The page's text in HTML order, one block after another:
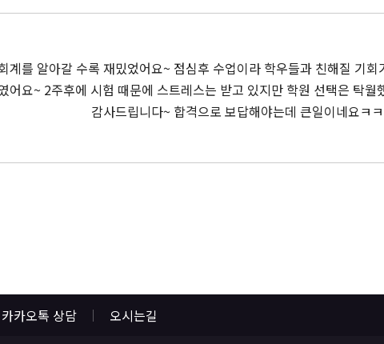
계를 알아갈 수록 재밌었어요~ 점심후 수업이라 학우들과 친해질 기
어요~ 2주후에 시험 때문에 스트레스는 받고 있지만 학원 선택은 탁
감사드립니다~ 합격으로 보답해야는데 큰일이네요ㅋ
카카오톡 상담 오시는길